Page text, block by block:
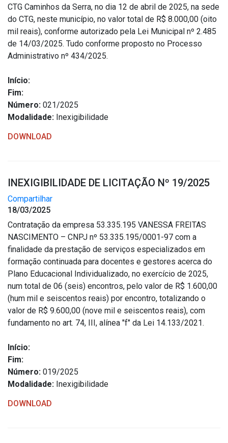
Outros
Notícias
Contato
Página Inicial
CTG Caminhos da Serra, no dia 12 de abril de 2025, na sede
do CTG, neste município, no valor total de R$ 8.000,00 (oito
mil reais), conforme autorizado pela Lei Municipal nº 2.485
de 14/03/2025. Tudo conforme proposto no Processo
Administrativo nº 434/2025.
Início:
Fim:
Número: 021/2025
Modalidade: Inexigibilidade
DOWNLOAD
INEXIGIBILIDADE DE LICITAÇÃO Nº 19/2025
Compartilhar
18/03/2025
Contratação da empresa 53.335.195 VANESSA FREITAS
NASCIMENTO – CNPJ nº 53.335.195/0001-97 com a
finalidade da prestação de serviços especializados em
formação continuada para docentes e gestores acerca do
Plano Educacional Individualizado, no exercício de 2025,
num total de 06 (seis) encontros, pelo valor de R$ 1.600,00
(hum mil e seiscentos reais) por encontro, totalizando o
valor de R$ 9.600,00 (nove mil e seiscentos reais), com
fundamento no art. 74, III, alínea "f" da Lei 14.133/2021.
Início:
Fim:
Número: 019/2025
Modalidade: Inexigibilidade
DOWNLOAD